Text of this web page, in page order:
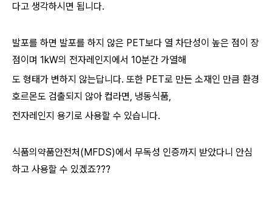
다고 생각하시면 됩니다.
발포를 하면 발포를 하지 않은 PET보다 열 차단성이 높은 점이 장
점이며 1kW의 전자레인지에서 10분간 가열해
도 형태가 변하지 않는답니다. 또한 PET로 만든 소재인 만큼 환경
호르몬도 검출되지 않아 컵라면, 냉동식품,
전자레인지 용기로 사용할 수 있습니다.
식품의약품안전처(MFDS)에서 무독성 인증까지 받았다니 안심
하고 사용할 수 있겠죠???